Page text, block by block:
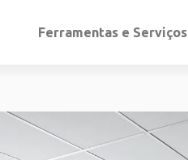
Ferramentas e Serviços